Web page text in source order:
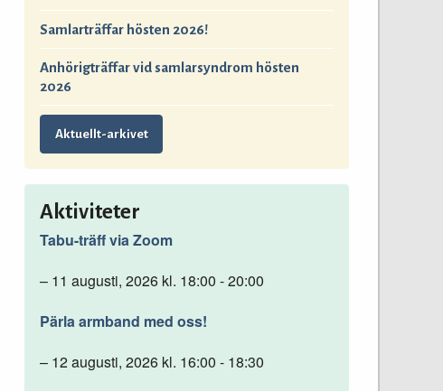
Samlarträffar hösten 2026!
Anhörigträffar vid samlarsyndrom hösten
2026
Aktuellt-arkivet
Aktiviteter
Tabu-träff via Zoom
– 11 augusti, 2026 kl. 18:00 - 20:00
Pärla armband med oss!
– 12 augusti, 2026 kl. 16:00 - 18:30